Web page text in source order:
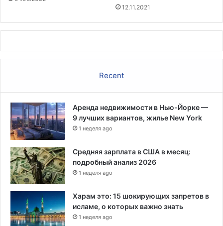
е
е
д
й
е
л
ь
н
ы
м
и
п
о
ч
т
в
о
12.11.2021
Recent
Аренда недвижимости в Нью-Йорке —
9 лучших вариантов, жилье New York
1 неделя ago
Средняя зарплата в США в месяц:
подробный анализ 2026
1 неделя ago
Харам это: 15 шокирующих запретов в
исламе, о которых важно знать
1 неделя ago